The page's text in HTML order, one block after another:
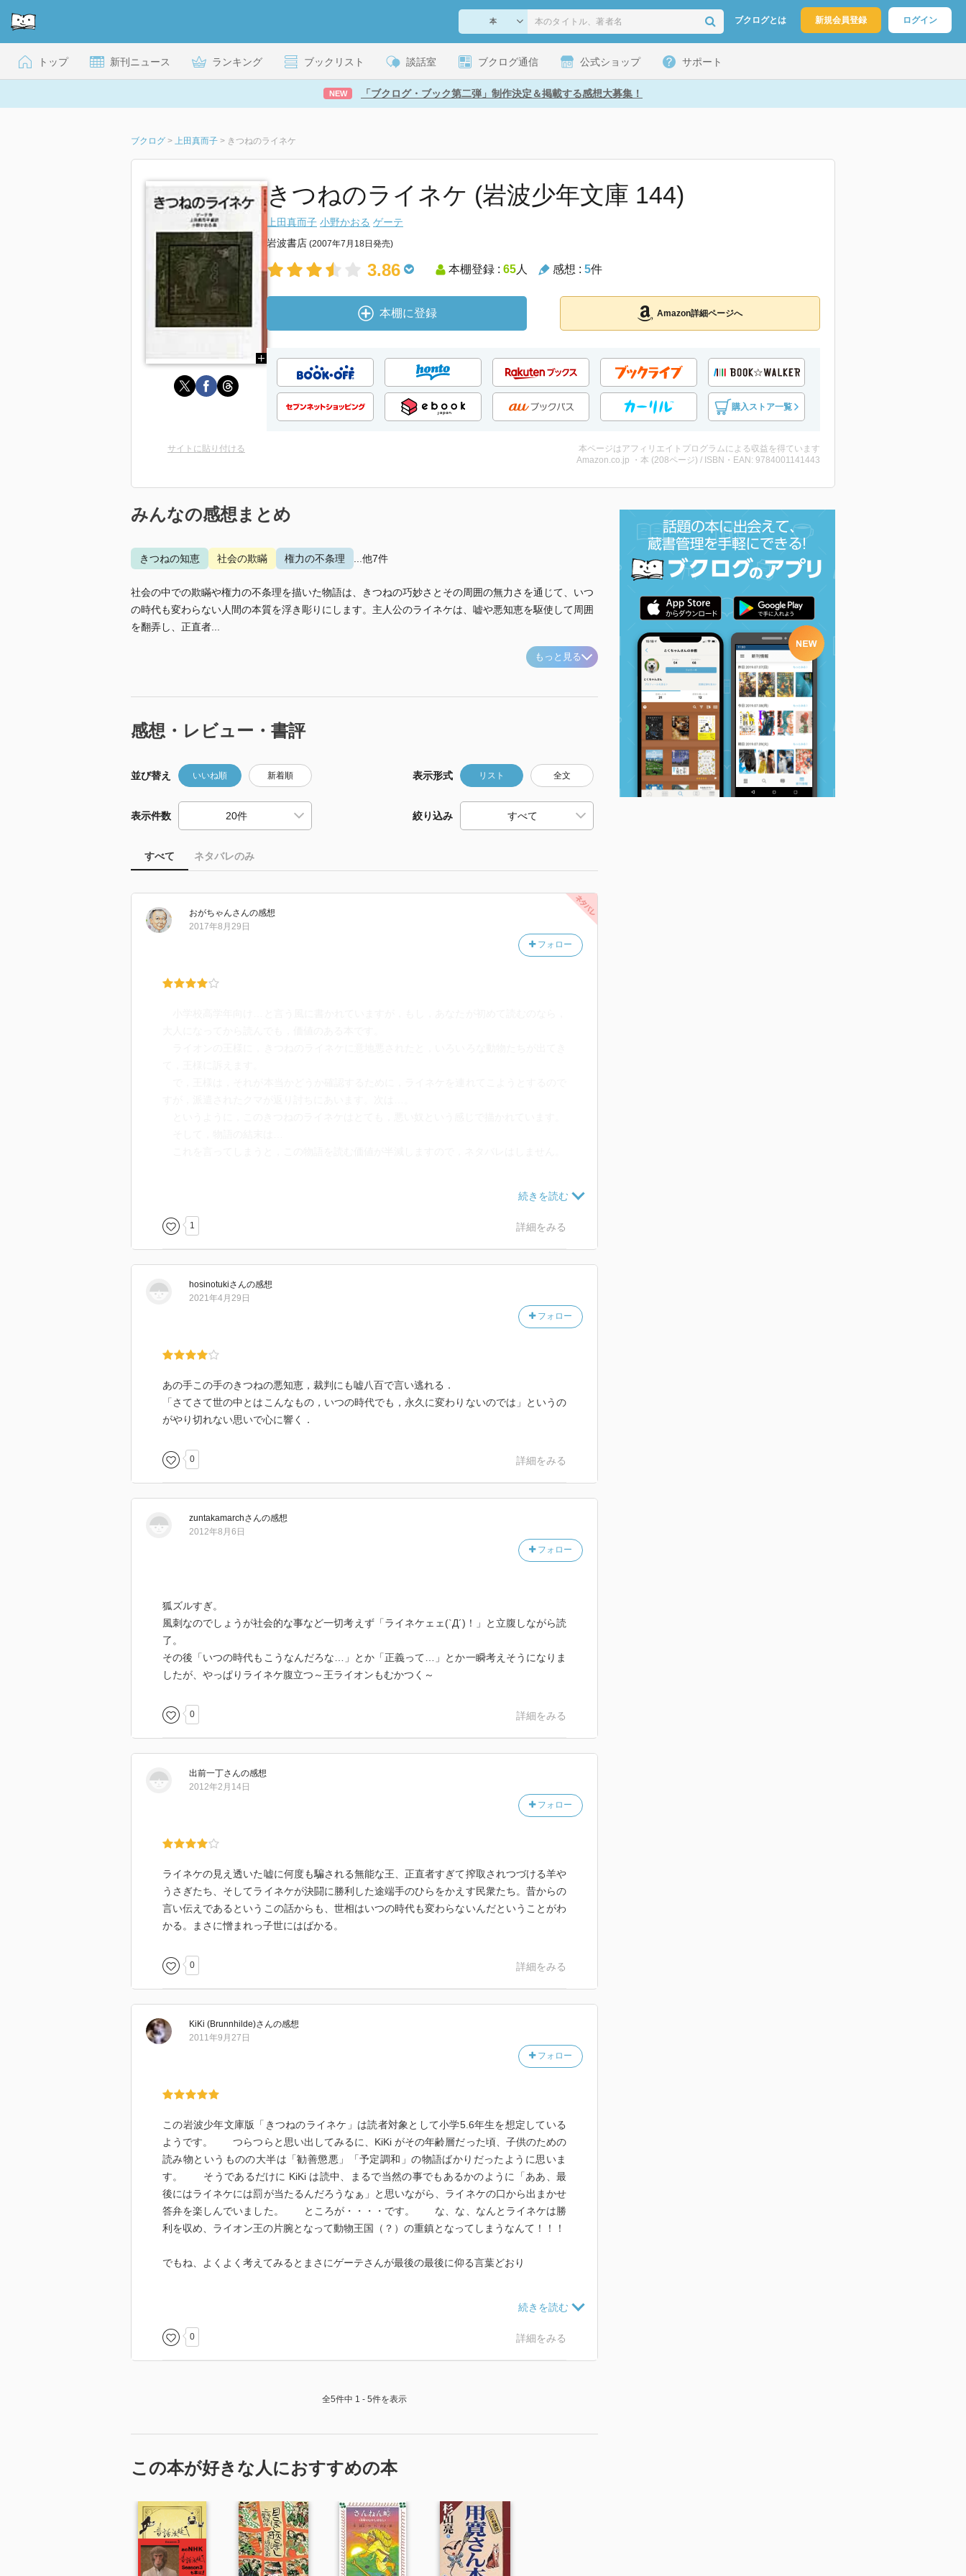
ブクログとは 新規会員登録 ログイン
トップ 新刊ニュース ランキング ブックリスト 談話室 ブクログ通信 公式ショップ サポート
NEW 「ブクログ・ブック第二弾」制作決定＆掲載する感想大募集！
ブクログ > 上田真而子 > きつねのライネケ
きつねのライネケ (岩波少年文庫 144)
上田真而子 小野かおる ゲーテ
岩波書店 (2007年7月18日発売)
3.86 本棚登録 : 65人 感想 : 5件
本棚に登録 Amazon詳細ページへ
購入ストア一覧
サイトに貼り付ける
本ページはアフィリエイトプログラムによる収益を得ています
Amazon.co.jp ・本 (208ページ) / ISBN・EAN: 9784001141443
みんなの感想まとめ
きつねの知恵 社会の欺瞞 権力の不条理 ...他7件
社会の中での欺瞞や権力の不条理を描いた物語は、きつねの巧妙さとその周囲の無力さを通じて、いつ
の時代も変わらない人間の本質を浮き彫りにします。主人公のライネケは、嘘や悪知恵を駆使して周囲
を翻弄し、正直者...
もっと見る
感想・レビュー・書評
並び替え いいね順 新着順 表示形式 リスト 全文
表示件数 絞り込み
すべて ネタバレのみ
おがちゃんさんの感想
フォロー
2017年8月29日
中世のヨーロッパには，きつねのライネケのような話が，語り継がれてきたようです。
そんなきつねや動物たちの話を集めた本も，出ているようです。
1 詳細をみる
hosinotukiさんの感想
フォロー
2021年4月29日
あの手この手のきつねの悪知恵，裁判にも嘘八百で言い逃れる．
「さてさて世の中とはこんなもの，いつの時代でも，永久に変わりないのでは」というの
がやり切れない思いで心に響く．
0 詳細をみる
zuntakamarchさんの感想
フォロー
2012年8月6日
狐ズルすぎ。
風刺なのでしょうが社会的な事など一切考えず「ライネケェェ(`Д´)！」と立腹しながら読
了。
その後「いつの時代もこうなんだろな…」とか「正義って…」とか一瞬考えそうになりま
したが、やっぱりライネケ腹立つ～王ライオンもむかつく～
0 詳細をみる
出前一丁さんの感想
フォロー
2012年2月14日
ライネケの見え透いた嘘に何度も騙される無能な王、正直者すぎて搾取されつづける羊や
うさぎたち、そしてライネケが決闘に勝利した途端手のひらをかえす民衆たち。昔からの
言い伝えであるというこの話からも、世相はいつの時代も変わらないんだということがわ
かる。まさに憎まれっ子世にはばかる。
0 詳細をみる
KiKi (Brunnhilde)さんの感想
フォロー
2011年9月27日
この岩波少年文庫版「きつねのライネケ」は読者対象として小学5.6年生を想定している
ようです。 つらつらと思い出してみるに、KiKi がその年齢層だった頃、子供のための
読み物というものの大半は「勧善懲悪」「予定調和」の物語ばかりだったように思いま
す。 そうであるだけに KiKi は読中、まるで当然の事でもあるかのように「ああ、最
後にはライネケには罰が当たるんだろうなぁ」と思いながら、ライネケの口から出まかせ
答弁を楽しんでいました。 ところが・・・・です。 な、な、なんとライネケは勝
利を収め、ライオン王の片腕となって動物王国（？）の重鎮となってしまうなんて！！！
でもね、よくよく考えてみるとまさにゲーテさんが最後の最後に仰る言葉どおり
だよなぁ・・・・・と。 とは言うものの・・・・・・。 こんな救いのない終わり
に勝つのは悪賢いヤツ」みたいじゃない・・・・・・。 （まあ、現実としてはそうい
0 詳細をみる
全5件中 1 - 5件を表示
この本が好きな人におすすめの本